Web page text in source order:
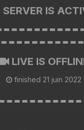
IS
LIVE IS
finished 21 juin 2022